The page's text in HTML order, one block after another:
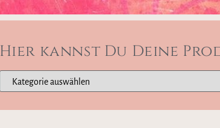
Hier kannst Du Deine